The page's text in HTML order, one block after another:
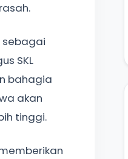
sebagai
SKL
bahagia
akan
tinggi.